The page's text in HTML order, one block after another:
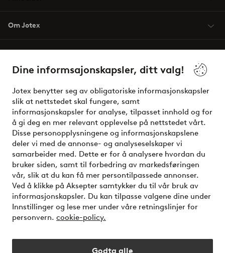
Dine informsajonskapsler, ditt valg!
Jotex benytter seg av obligatoriske informasjonskapsler
slik at nettstedet skal fungere, samt
informasjonskapsler for analyse, tilpasset innhold og for
å gi deg en mer relevant opplevelse på nettstedet vårt.
Disse personopplysningene og informasjonskapslene
deler vi med de annonse- og analyseselskaper vi
samarbeider med. Dette er for å analysere hvordan du
bruker siden, samt til forbedring av markedsføringen
vår, slik at du kan få mer persontilpassede annonser.
Ved å klikke på Aksepter samtykker du til vår bruk av
informasjonskapsler. Du kan tilpasse valgene dine under
Innstillinger og lese mer under våre retningslinjer for
personvern. cookie-policy.
Godta alle
Om Jotex
Venner
Sikre betalinger - Betal direkte eller del opp
Vil du vite mer om våre betalingsalternativer?
elpy